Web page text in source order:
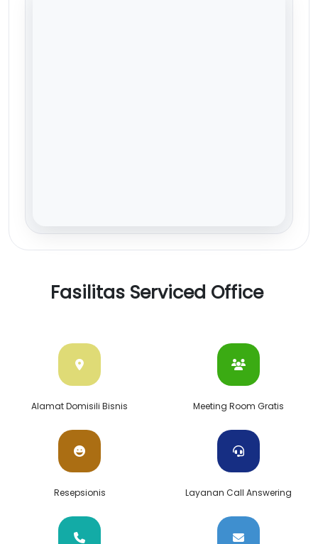
Fasilitas Serviced Office
Alamat Domisili Bisnis Meeting Room Gratis
Resepsionis Layanan Call Answering